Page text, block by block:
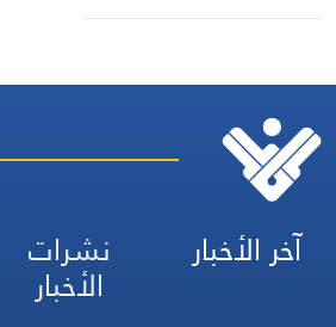
آخر الأخبار نشرات
الأخبار